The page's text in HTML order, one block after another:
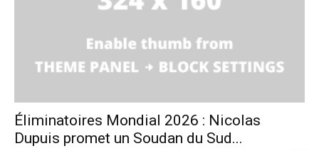
Éliminatoires Mondial 2026 : Nicolas
Dupuis promet un Soudan du Sud...